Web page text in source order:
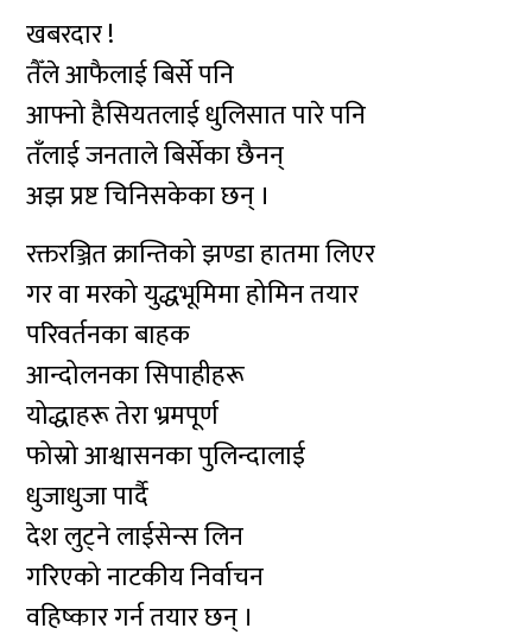
खबरदार !
तैँले आफैलाई बिर्से पनि
आफ्नो हैसियतलाई धुलिसात पारे पनि
तँलाई जनताले बिर्सेका छैनन्
अझ प्रष्ट चिनिसकेका छन् ।
रक्तरञ्जित क्रान्तिको झण्डा हातमा लिएर
गर वा मरको युद्धभूमिमा होमिन तयार
परिवर्तनका बाहक
आन्दोलनका सिपाहीहरू
योद्धाहरू तेरा भ्रमपूर्ण
फोस्रो आश्वासनका पुलिन्दालाई
धुजाधुजा पार्दै
देश लुट्ने लाईसेन्स लिन
गरिएको नाटकीय निर्वाचन
वहिष्कार गर्न तयार छन् ।